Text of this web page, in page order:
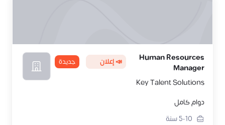
Human Resources
Manager
📣 إعلان جديدة
Key Talent Solutions
دوام كامل
5-10سنة